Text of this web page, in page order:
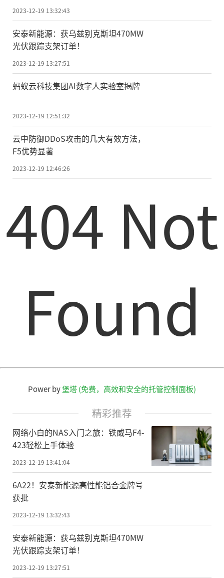
2023-12-19 13:32:43
安泰新能源：获乌兹别克斯坦470MW
光伏跟踪支架订单！
2023-12-19 13:27:51
蚂蚁云科技集团AI数字人实验室揭牌
2023-12-19 12:51:32
云中防御DDoS攻击的几大有效方法，
F5优势显著
2023-12-19 12:46:26
404 Not
Found
Power by堡塔 (免费，高效和安全的托管控制面板)
精彩推荐
网络小白的NAS入门之旅：铁威马F4-
423轻松上手体验
2023-12-19 13:41:04
6A22！安泰新能源高性能铝合金牌号
获批
2023-12-19 13:32:43
安泰新能源：获乌兹别克斯坦470MW
光伏跟踪支架订单！
2023-12-19 13:27:51